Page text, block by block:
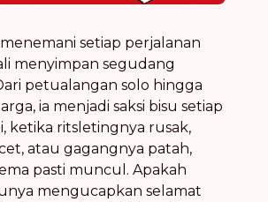
setiap perjalanan
menyimpan segudang
petualangan solo hingga
ia menjadi saksi bisu setiap
ketika ritsletingnya rusak,
atau gagangnya patah,
pasti muncul. Apakah
mengucapkan selamat